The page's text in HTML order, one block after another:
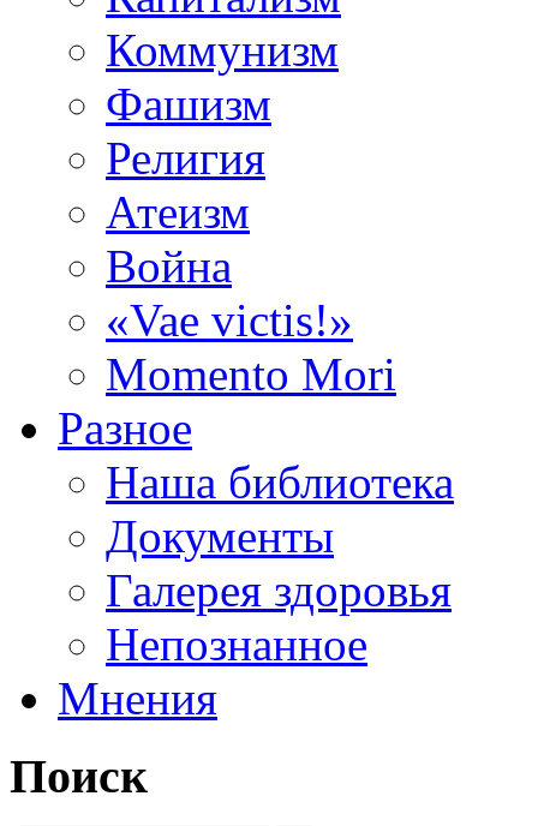
Коммунизм
Фашизм
Религия
Атеизм
Война
«Vae victis!»
Momento Mori
Разное
Наша библиотека
Документы
Галерея здоровья
Непознанное
Мнения
Поиск